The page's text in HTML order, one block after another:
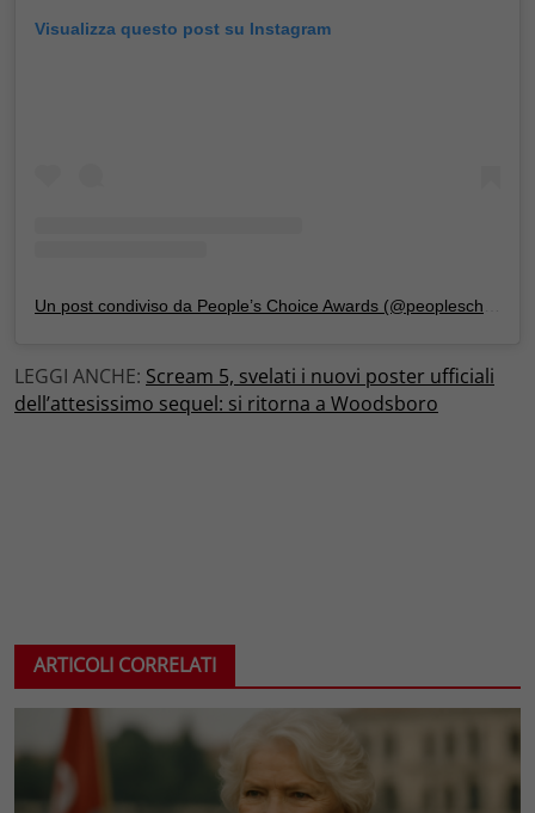
Visualizza questo post su Instagram
LEGGI ANCHE: Scream 5, svelati i nuovi poster ufficiali
dell’attesissimo sequel: si ritorna a Woodsboro
ARTICOLI CORRELATI